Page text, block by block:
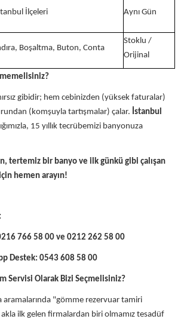
İlçeleri Aynı Gün
Boşaltma, Buton, Conta
Stoklu /
Orijinal
hırsız gibidir; hem cebinizden (yüksek faturalar)
(komşuyla tartışmalar) çalar. İstanbul
15 yıllık tecrübemizi banyonuza
tertemiz bir banyo ve ilk günkü gibi çalışan
hemen arayın!
766 58 00 ve 0212 262 58 00
Destek: 0543 608 58 00
Servisi Olarak Bizi Seçmelisiniz?
aramalarında "gömme rezervuar tamiri
ilk gelen firmalardan biri olmamız tesadüf